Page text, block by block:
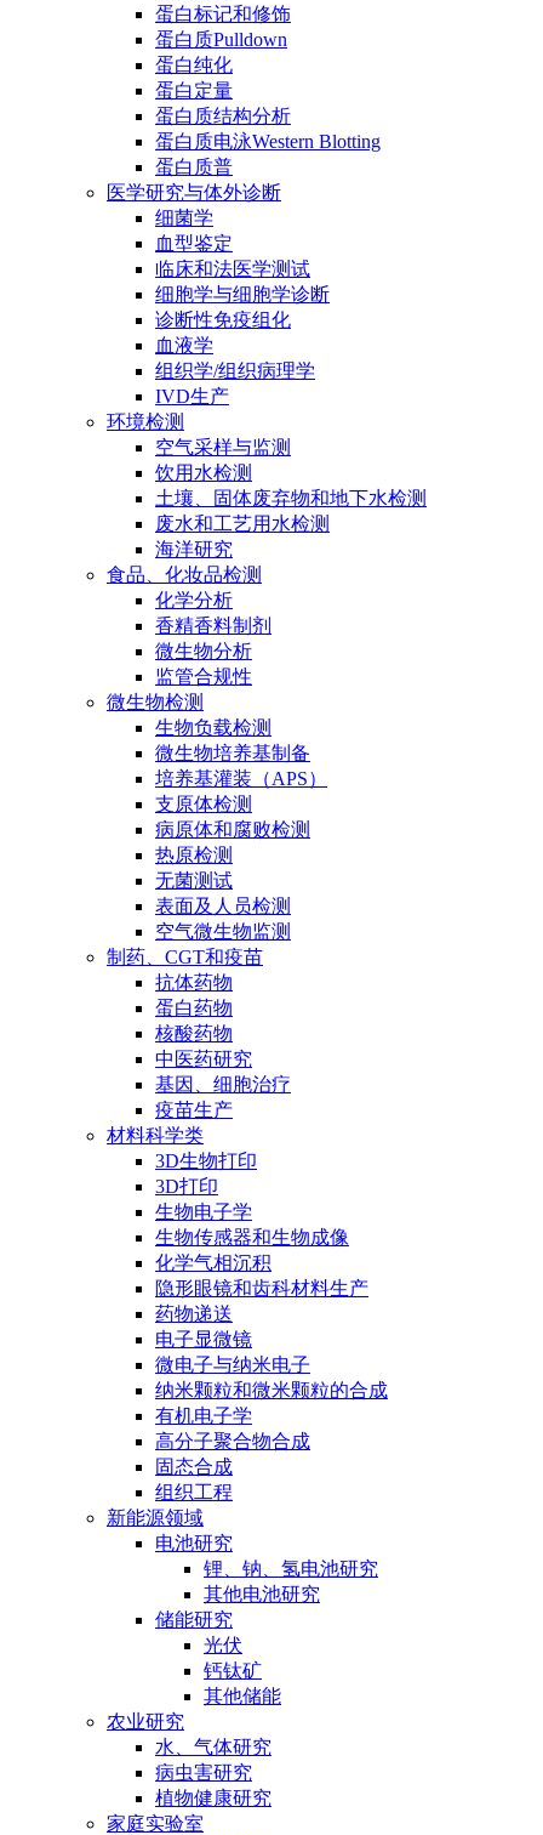
蛋白标记和修饰
蛋白质Pulldown
蛋白纯化
蛋白定量
蛋白质结构分析
蛋白质电泳Western Blotting
蛋白质普
医学研究与体外诊断
细菌学
血型鉴定
临床和法医学测试
细胞学与细胞学诊断
诊断性免疫组化
血液学
组织学/组织病理学
IVD生产
环境检测
空气采样与监测
饮用水检测
土壤、固体废弃物和地下水检测
废水和工艺用水检测
海洋研究
食品、化妆品检测
化学分析
香精香料制剂
微生物分析
监管合规性
微生物检测
生物负载检测
微生物培养基制备
培养基灌装（APS）
支原体检测
病原体和腐败检测
热原检测
无菌测试
表面及人员检测
空气微生物监测
制药、CGT和疫苗
抗体药物
蛋白药物
核酸药物
中医药研究
基因、细胞治疗
疫苗生产
材料科学类
3D生物打印
3D打印
生物电子学
生物传感器和生物成像
化学气相沉积
隐形眼镜和齿科材料生产
药物递送
电子显微镜
微电子与纳米电子
纳米颗粒和微米颗粒的合成
有机电子学
高分子聚合物合成
固态合成
组织工程
新能源领域
电池研究
锂、钠、氢电池研究
其他电池研究
储能研究
光伏
钙钛矿
其他储能
农业研究
水、气体研究
病虫害研究
植物健康研究
家庭实验室